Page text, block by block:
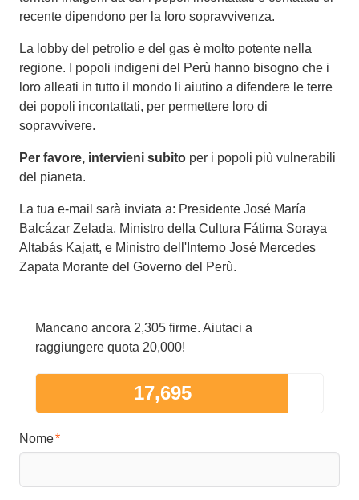
recente dipendono per la loro sopravvivenza.
La lobby del petrolio e del gas è molto potente nella
regione. I popoli indigeni del Perù hanno bisogno che i
loro alleati in tutto il mondo li aiutino a difendere le terre
dei popoli incontattati, per permettere loro di
sopravvivere.
Per favore, intervieni subito per i popoli più vulnerabili
del pianeta.
La tua e-mail sarà inviata a: Presidente José María
Balcázar Zelada, Ministro della Cultura Fátima Soraya
Altabás Kajatt, e Ministro dell'Interno José Mercedes
Zapata Morante del Governo del Perù.
Mancano ancora 2,305 firme. Aiutaci a
raggiungere quota 20,000!
17,695
Nome